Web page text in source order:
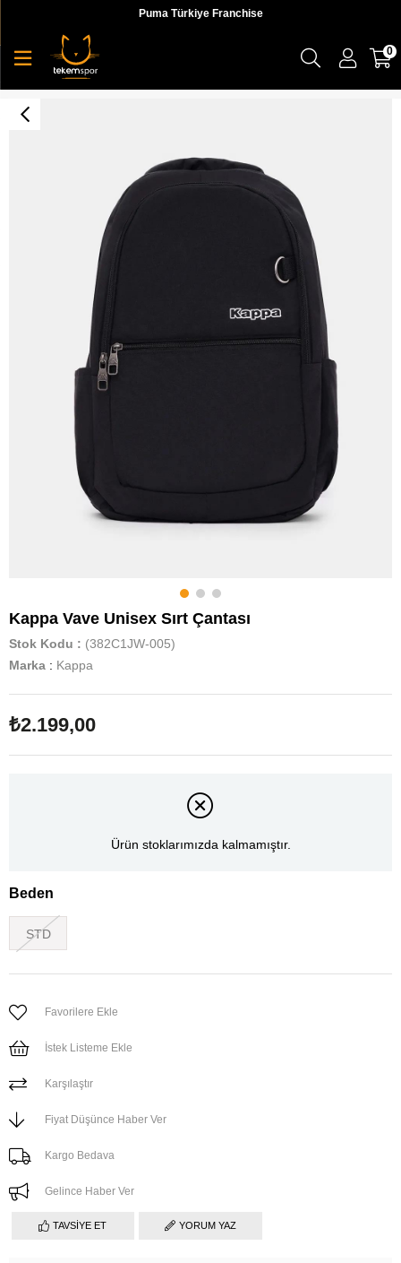
Puma Türkiye Franchise
0
Kappa Vave Unisex Sırt Çantası
Stok Kodu
(382C1JW-005)
Marka : Kappa
₺2.199,00
Ürün stoklarımızda kalmamıştır.
Beden
STD
Favorilere Ekle
İstek Listeme Ekle
Karşılaştır
Fiyat Düşünce Haber Ver
Kargo Bedava
Gelince Haber Ver
TAVSIYE ET YORUM YAZ